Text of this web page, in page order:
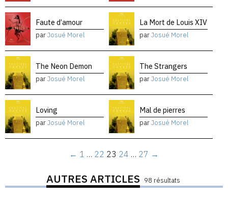
Faute d’amour
parJosué Morel
La Mort de Louis XIV
parJosué Morel
The Neon Demon
parJosué Morel
The Strangers
parJosué Morel
Loving
parJosué Morel
Mal de pierres
parJosué Morel
← 1 … 22 23 24 … 27 →
AUTRES ARTICLES 98 résultats